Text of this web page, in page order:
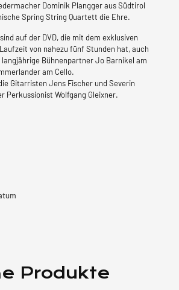
Dominik Plangger aus Südtirol
Spring String Quartett die Ehre.
auf der DVD, die mit dem exklusiven
von nahezu fünf Stunden hat, auch
Bühnenpartner Jo Barnikel am
am Cello.
Gitarristen Jens Fischer und Severin
Perkussionist Wolfgang Gleixner.
Produkte